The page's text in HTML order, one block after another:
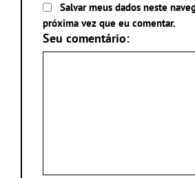
Salvar meus dados neste
próxima vez que eu comentar.
Seu comentário: